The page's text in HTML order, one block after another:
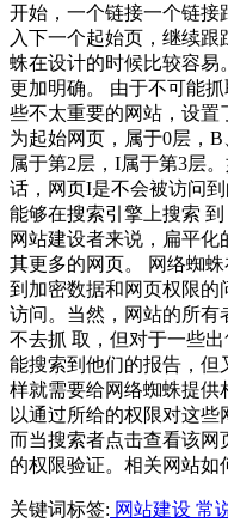
开始，一个链接一个链接
入下一个起始页，继续
蛛在设计的时候比较容易
更加明确。 由于不可能
些不太重要的网站，设置
为起始网页，属于0层，
属于第2层，I属于第3层
话，网页I是不会被访问
能够在搜索引擎上搜索
网站建设者来说，扁平
其更多的网页。 网络蜘
到加密数据和网页权限的
访问。当然，网站的所有
不去抓 取，但对于一些
能搜索到他们的报告，但
样就需要给网络蜘蛛提供
以通过所给的权限对这些
而当搜索者点击查看该网
的权限验证。相关网站如
关键词标签: 网站建设 常